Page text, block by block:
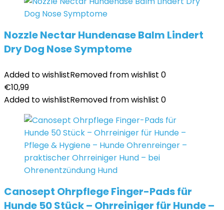
Nozzle Nectar Hundenase Balm Lindert
Dry Dog Nose Symptome
Added to wishlistRemoved from wishlist 0
€10,99
Added to wishlistRemoved from wishlist 0
Canosept Ohrpflege Finger-Pads für
Hunde 50 Stück – Ohrreiniger für Hunde –